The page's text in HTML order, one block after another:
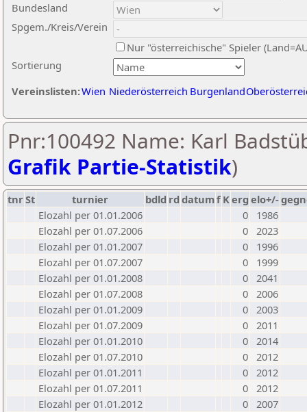
Sortierung
Bundesland
Spgem./Kreis/Verein
Nur "österreichische" Spieler
Vereinslisten:Wien Niederösterreich Burgenland
Pnr:100492 Name: Karl
Grafik Partie-Statistik)
tnrSt turnier bdld rd datumf Kerg elo+/-
Elozahl per 01.01.2006
0
1986
Elozahl per 01.07.2006
0 2023
Elozahl per 01.01.2007
0
1996
Elozahl per 01.07.2007
0
1999
Elozahl per 01.01.2008
0 2041
Elozahl per 01.07.2008
0 2006
Elozahl per 01.01.2009
0 2003
Elozahl per 01.07.2009
0 2011
Elozahl per 01.01.2010
0 2014
Elozahl per 01.07.2010
0 2012
Elozahl per 01.01.2011
0 2012
Elozahl per 01.07.2011
0 2012
Elozahl per 01.01.2012
0 2007